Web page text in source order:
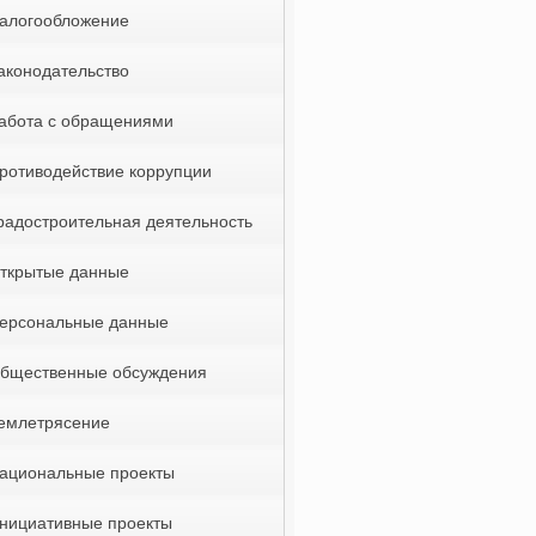
с обращениями
коррупции
деятельность
данные
данные
обсуждения
проекты
проекты